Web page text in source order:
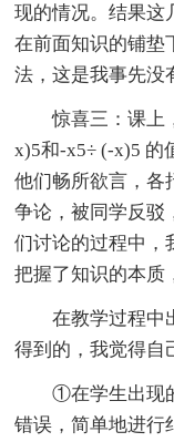
现的情况。结果这
在前面知识的铺垫
法，这是我事先没
惊喜三：课上，
x)5和-x5÷ (-x)5 的
他们畅所欲言，各
争论，被同学反驳
们讨论的过程中，
把握了知识的本质
在教学过程中出
得到的，我觉得自
①在学生出现的
错误，简单地进行